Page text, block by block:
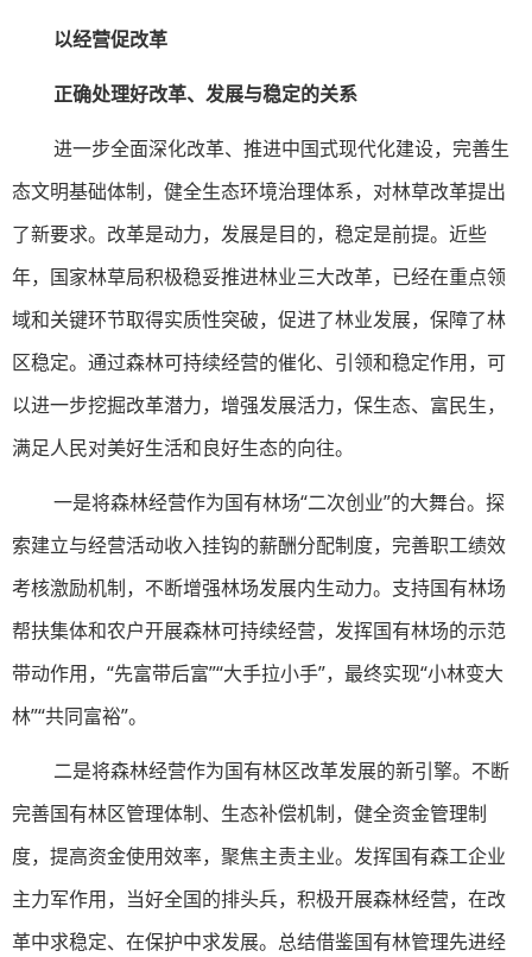
以经营促改革
正确处理好改革、发展与稳定的关系
进一步全面深化改革、推进中国式现代化建设，完善生
态文明基础体制，健全生态环境治理体系，对林草改革提出
了新要求。改革是动力，发展是目的，稳定是前提。近些
年，国家林草局积极稳妥推进林业三大改革，已经在重点领
域和关键环节取得实质性突破，促进了林业发展，保障了林
区稳定。通过森林可持续经营的催化、引领和稳定作用，可
以进一步挖掘改革潜力，增强发展活力，保生态、富民生，
满足人民对美好生活和良好生态的向往。
一是将森林经营作为国有林场“二次创业”的大舞台。探
索建立与经营活动收入挂钩的薪酬分配制度，完善职工绩效
考核激励机制，不断增强林场发展内生动力。支持国有林场
帮扶集体和农户开展森林可持续经营，发挥国有林场的示范
带动作用，“先富带后富”“大手拉小手”，最终实现“小林变大
林”“共同富裕”。
二是将森林经营作为国有林区改革发展的新引擎。不断
完善国有林区管理体制、生态补偿机制，健全资金管理制
度，提高资金使用效率，聚焦主责主业。发挥国有森工企业
主力军作用，当好全国的排头兵，积极开展森林经营，在改
革中求稳定、在保护中求发展。总结借鉴国有林管理先进经